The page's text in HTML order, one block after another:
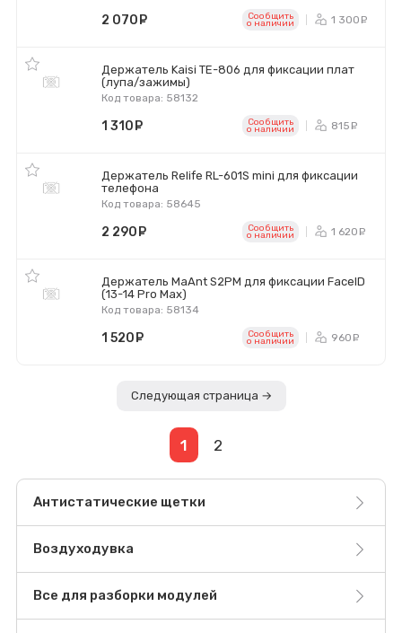
2 070 Сообщить
o наличии 1 300
Держатель Kaisi TE-806 для фиксации плат
(лупа/зажимы)
Код товара: 58132
1 310 Сообщить
o наличии 815
Держатель Relife RL-601S mini для фиксации
телефона
Код товара: 58645
2 290 Сообщить
o наличии 1 620
Держатель MaAnt S2PM для фиксации FaceID
(13-14 Pro Max)
Код товара: 58134
1 520 Сообщить
o наличии 960
Следующая страница →
1 2
Антистатические щетки
Воздуходувка
Все для разборки модулей